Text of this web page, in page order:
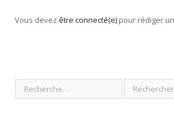
Vous devez être connecté(e) pour rédiger